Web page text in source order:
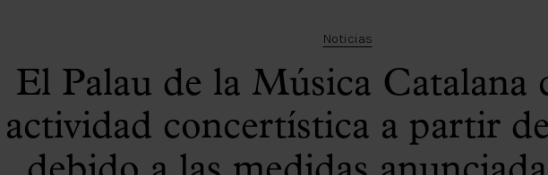
Noticias
El Palau de la Música Catalana
actividad concertística a partir